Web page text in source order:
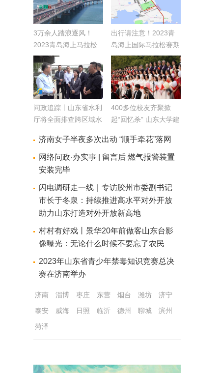
3万余人踏浪逐风！
2023青岛海上马拉松
鸣枪开跑
出行请注意！2023青
岛海上国际马拉松赛期
间 这些道路实行交通
管制
问政追踪丨山东省水利
厅将全面排查跨区域水
通过长效机制规范沟通
协调渠道
400多位校友齐聚掀
起“回忆杀” 山东大学建
幕
济南女子半夜多次出动 “顺手牵花”落网
网络问政·办实事 | 留言后 燃气报警装置
安装完毕
闪电调研走一线｜专访胶州市委副书记
市长于冬泉：持续推进高水平对外开放
助力山东打造对外开放新高地
村村有好戏丨景华20年前做客山东台影
像曝光：无论什么时候不要忘了农民
2023年山东省青少年禁毒知识竞赛总决
赛在济南举办
济南 淄博 枣庄 东营 烟台 潍坊
济宁
泰安
威海 日照 临沂 德州 聊城
滨州
菏泽